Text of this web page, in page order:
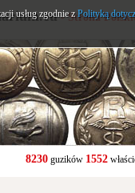
- Strona
8230guzików 1552
usług zgodnie zPolityką